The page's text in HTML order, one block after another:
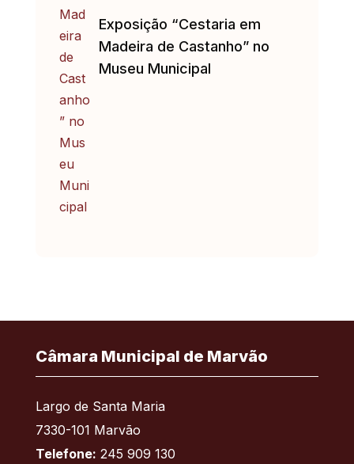
Exposição “Cestaria em
Madeira de Castanho” no
Museu Municipal
Câmara Municipal de Marvão
Largo de Santa Maria
7330-101 Marvão
Telefone: 245 909 130